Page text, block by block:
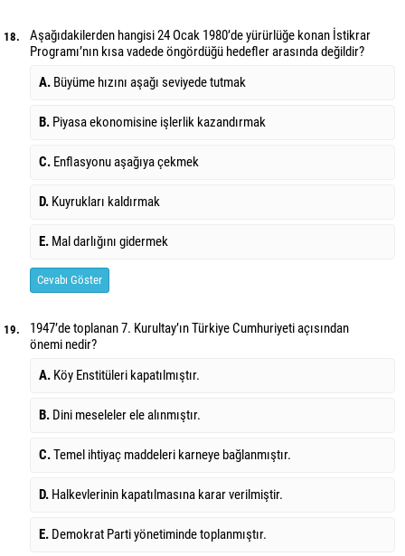
18.
Aşağıdakilerden hangisi 24 Ocak 1980’de yürürlüğe konan İstikrar
Programı’nın kısa vadede öngördüğü hedefler arasında değildir?
A. Büyüme hızını aşağı seviyede tutmak
B. Piyasa ekonomisine işlerlik kazandırmak
C. Enflasyonu aşağıya çekmek
D. Kuyrukları kaldırmak
E. Mal darlığını gidermek
Cevabı Göster
19.
1947’de toplanan 7. Kurultay’ın Türkiye Cumhuriyeti açısından
önemi nedir?
A. Köy Enstitüleri kapatılmıştır.
B. Dini meseleler ele alınmıştır.
C.Temel ihtiyaç maddeleri karneye bağlanmıştır.
D. Halkevlerinin kapatılmasına karar verilmiştir.
E. Demokrat Parti yönetiminde toplanmıştır.